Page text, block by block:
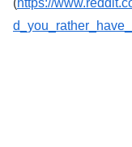
(https://